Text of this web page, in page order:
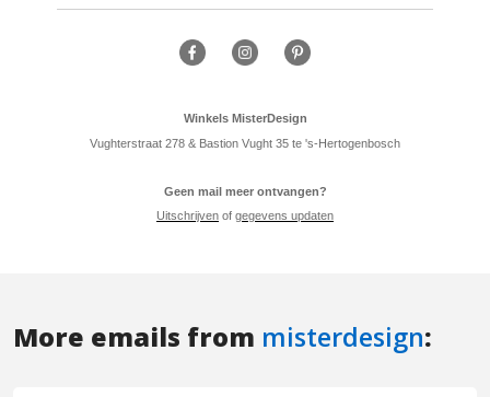
More emails from misterdesign: